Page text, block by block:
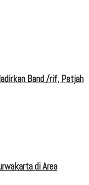
Band /rif, Petjah
di Area